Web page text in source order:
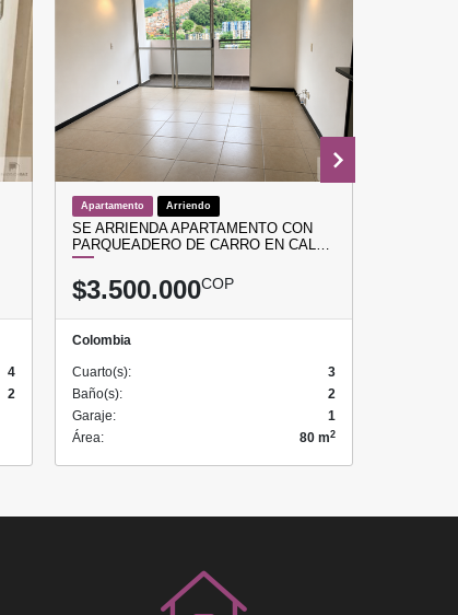
4
2
Apartamento Arriendo
SE ARRIENDA APARTAMENTO CON
PARQUEADERO DE CARRO EN CAL…
$3.500.000COP
Colombia
Cuarto(s):
3
Baño(s):
2
Garaje:
1
Área:
80 m2